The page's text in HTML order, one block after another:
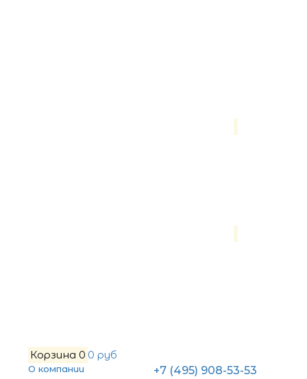
Корзина 0 0 руб
О компании
+7 (495) 908-53-53